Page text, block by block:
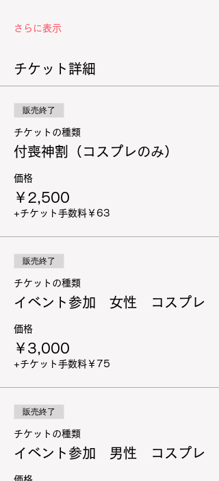
さらに表示
チケット詳細
販売終了
チケットの種類
付喪神割（コスプレのみ）
価格
￥2,500
+チケット手数料￥63
販売終了
チケットの種類
イベント参加 女性 コスプレ
価格
￥3,000
+チケット手数料￥75
販売終了
チケットの種類
イベント参加 男性 コスプレ